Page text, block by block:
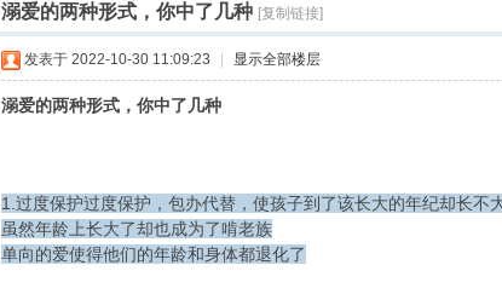
›
溺爱的两种形式，你中了几种 [复制链接]
发表于 2022-10-30 11:09:23 显示全部楼层
溺爱的两种形式，你中了几种
1.过度保护过度保护，包办代替，使孩子到了该长大的年纪却长不
虽然年龄上长大了却也成为了啃老族
单向的爱使得他们的年龄和身体都退化了